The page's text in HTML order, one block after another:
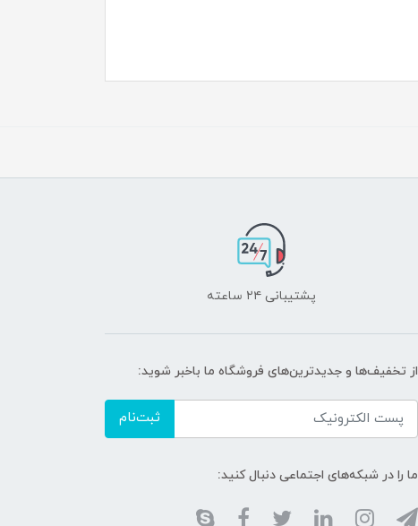
پشتیبانی ۲۴ ساعته
از تخفیف‌ها و جدیدترین‌های فروشگاه ما باخبر شوید:
ثبت‌نام
ما را در شبکه‌های اجتماعی دنبال کنید: